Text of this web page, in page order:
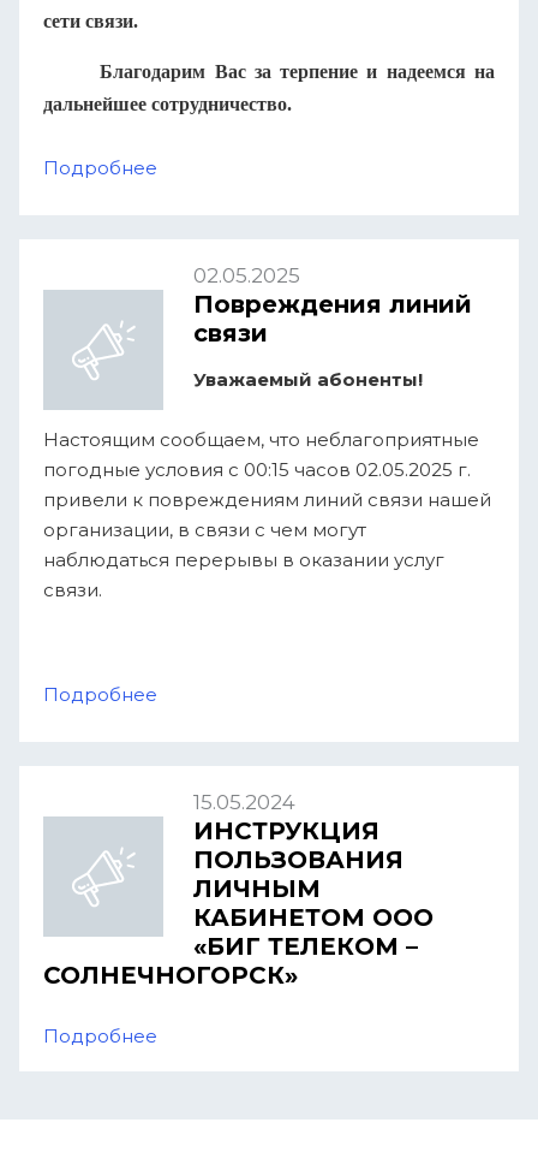
сети связи.
Благодарим Вас за терпение и надеемся на
дальнейшее сотрудничество.
Подробнее
02.05.2025
Повреждения линий
связи
Уважаемый абоненты!
Настоящим сообщаем, что неблагоприятные
погодные условия с 00:15 часов 02.05.2025 г.
привели к повреждениям линий связи нашей
организации, в связи с чем могут
наблюдаться перерывы в оказании услуг
связи.
Подробнее
15.05.2024
ИНСТРУКЦИЯ
ПОЛЬЗОВАНИЯ
ЛИЧНЫМ
КАБИНЕТОМ ООО
«БИГ ТЕЛЕКОМ –
СОЛНЕЧНОГОРСК»
Подробнее